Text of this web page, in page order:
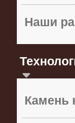
Наши
Камень